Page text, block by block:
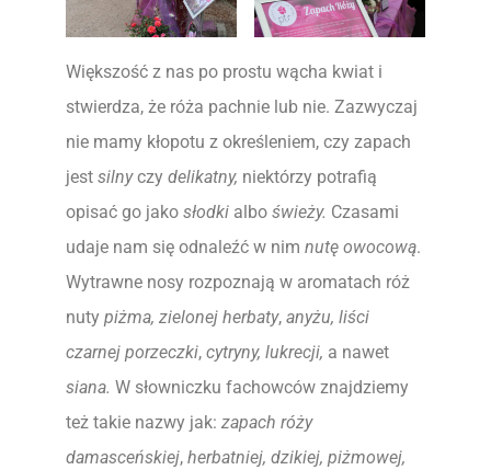
Większość z nas po prostu wącha kwiat i
stwierdza, że róża pachnie lub nie. Zazwyczaj
nie mamy kłopotu z określeniem, czy zapach
jest silnyczy delikatny, niektórzy potrafią
opisać go jako słodki albo świeży. Czasami
udaje nam się odnaleźć w nim nutę owocową.
Wytrawne nosy rozpoznają w aromatach róż
nuty piżma, zielonej herbaty, anyżu, liści
czarnej porzeczki, cytryny, lukrecji, a nawet
siana. W słowniczku fachowców znajdziemy
też takie nazwy jak: zapach róży
damasceńskiej, herbatniej, dzikiej, piżmowej,